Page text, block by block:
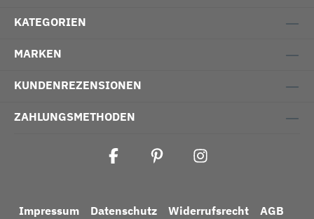
KATEGORIEN
MARKEN
KUNDENREZENSIONEN
ZAHLUNGSMETHODEN
Impressum Datenschutz Widerrufsrecht AGB